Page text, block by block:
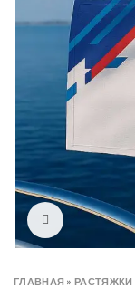
Click to
ГЛАВНАЯ »